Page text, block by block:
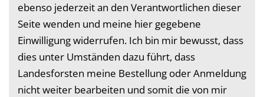
ebenso jederzeit an den Verantwortlichen dieser
Seite wenden und meine hier gegebene
Einwilligung widerrufen. Ich bin mir bewusst, dass
dies unter Umständen dazu führt, dass
Landesforsten meine Bestellung oder Anmeldung
nicht weiter bearbeiten und somit die von mir